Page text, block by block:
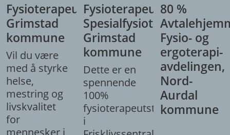
Fysioterapeut,
Grimstad
kommune
Vil du være
med å styrke
helse,
mestring og
livskvalitet
for
mennesker i
Fysioterapeut/
Spesialfysioterapeut,
Grimstad
kommune
Dette er en
spennende
100%
fysioterapeutstilling
i
80 %
Fysio- og
ergoterapi-
avdelingen,
Nord-
Aurdal
kommune